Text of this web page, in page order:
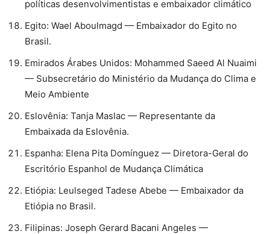
políticas desenvolvimentistas e embaixador climático
⁠Egito: Wael Aboulmagd — Embaixador do Egito no
Brasil.
⁠Emirados Árabes Unidos: Mohammed Saeed Al Nuaimi
— Subsecretário do Ministério da Mudança do Clima e
Meio Ambiente
⁠Eslovênia: Tanja Maslac — Representante da
Embaixada da Eslovênia.
⁠Espanha: Elena Pita Domínguez — Diretora-Geral do
Escritório Espanhol de Mudança Climática
⁠Etiópia: Leulseged Tadese Abebe — Embaixador da
Etiópia no Brasil.
⁠Filipinas: Joseph Gerard Bacani Angeles —